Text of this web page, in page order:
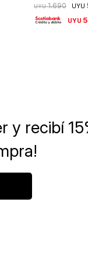
UYU 1.690 UYU
UYU
y recibí